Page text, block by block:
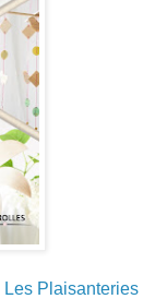
Les Plaisanteries